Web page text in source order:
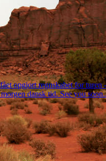
opgjort regnskabet for
dansk tid. See you